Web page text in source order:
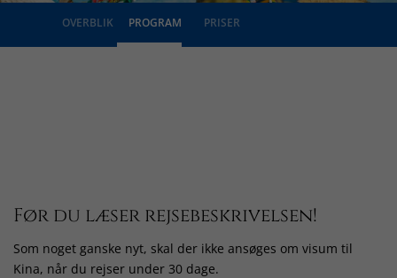
OVERBLIK PROGRAM PRISER
Før du læser rejsebeskrivelsen!
Som noget ganske nyt, skal der ikke ansøges om visum til
Kina, når du rejser under 30 dage.